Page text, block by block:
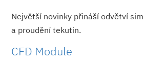
Největší novinky přináší odvětví
a proudění tekutin.
CFD Module